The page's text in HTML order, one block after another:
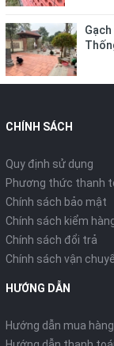
CHÍNH SÁCH
Quy định sử dụng
Phương thức thanh
Chính sách bảo mật
Chính sách kiểm
Chính sách đổi trả
Chính sách vận
HƯỚNG DẪN
Hướng dẫn mua hàng